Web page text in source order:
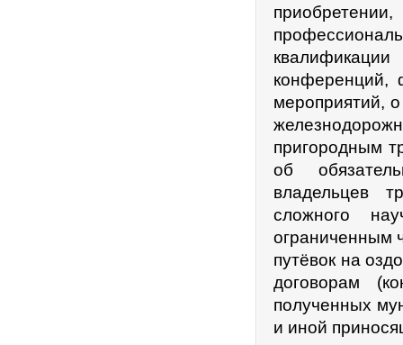
конференций,
мероприятий,
пригородным
об
владельцев
сложного
ограниченным
путёвок на
договорам
полученных
и иной